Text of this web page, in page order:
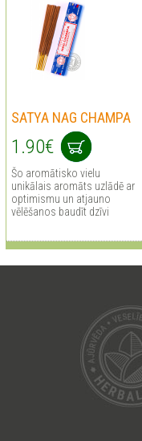
SATYA NAG CHAMPA
1.90€
Šo aromātisko vielu
unikālais aromāts uzlādē ar
optimismu un atjauno
vēlēšanos baudīt dzīvi